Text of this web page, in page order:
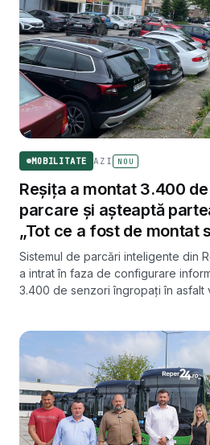
MOBILITATE AZI NOU
Reșița a montat 3.400
parcare și așteaptă
„Tot ce a fost de montat
Sistemul de parcări inteligente din
a intrat în faza de configurare
3.400 de senzori îngropați în asfalt